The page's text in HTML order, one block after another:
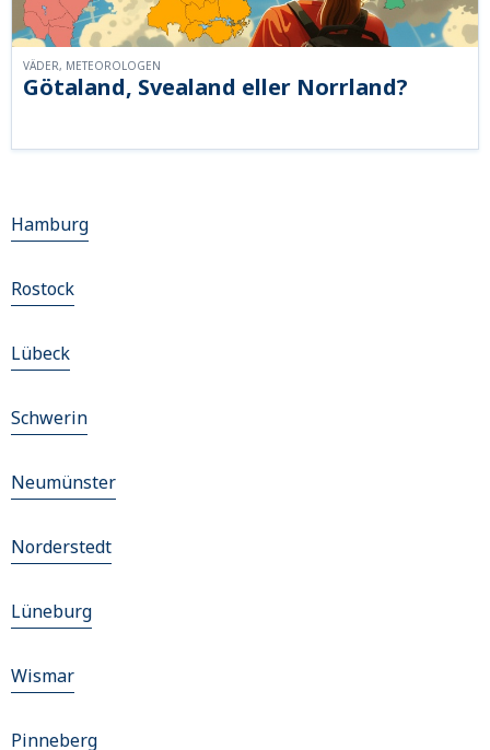
Götaland, Svealand eller Norrland?
VÄDER, METEOROLOGEN
Hamburg
Rostock
Lübeck
Schwerin
Neumünster
Norderstedt
Lüneburg
Wismar
Pinneberg